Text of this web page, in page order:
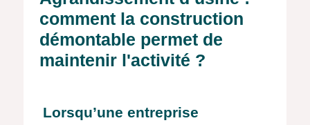
comment la construction
démontable permet de
maintenir l'activité ?
Lorsqu’une entreprise